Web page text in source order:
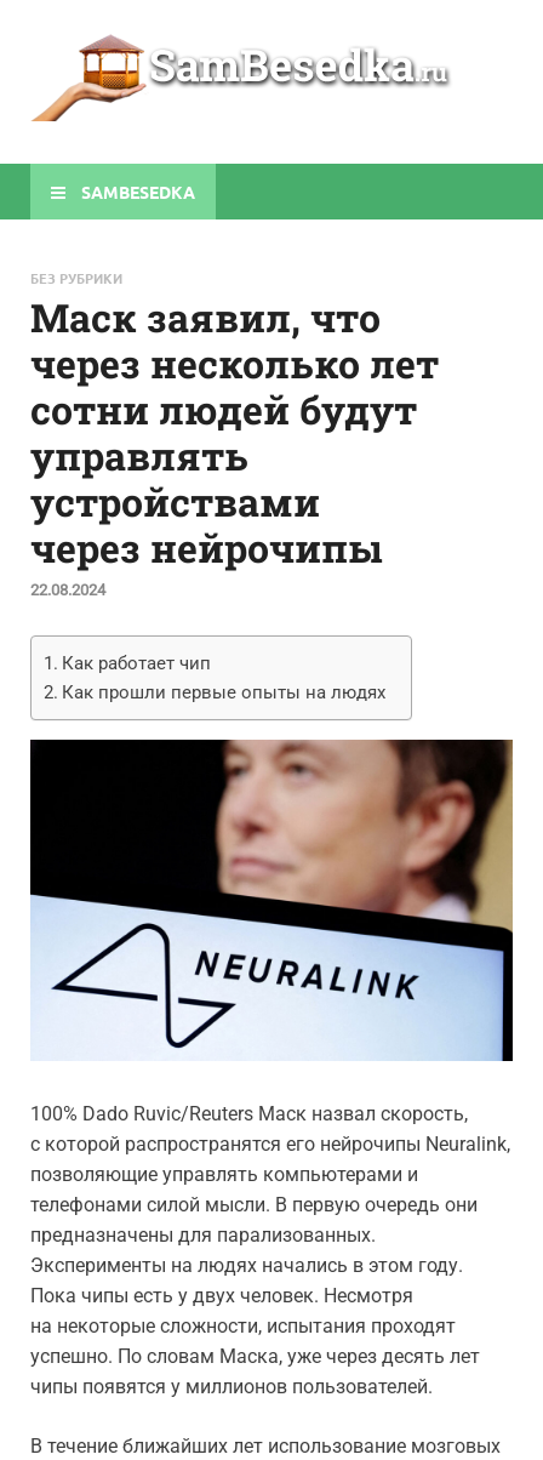
SAMBESEDKA
БЕЗ РУБРИКИ
Маск заявил, что
через несколько лет
сотни людей будут
управлять
устройствами
через нейрочипы
22.08.2024
Как работает чип
Как прошли первые опыты на людях
100% Dado Ruvic/Reuters Маск назвал скорость,
с которой распространятся его нейрочипы Neuralink,
позволяющие управлять компьютерами и
телефонами силой мысли. В первую очередь они
предназначены для парализованных.
Эксперименты на людях начались в этом году.
Пока чипы есть у двух человек. Несмотря
на некоторые сложности, испытания проходят
успешно. По словам Маска, уже через десять лет
чипы появятся у миллионов пользователей.
В течение ближайших лет использование мозговых